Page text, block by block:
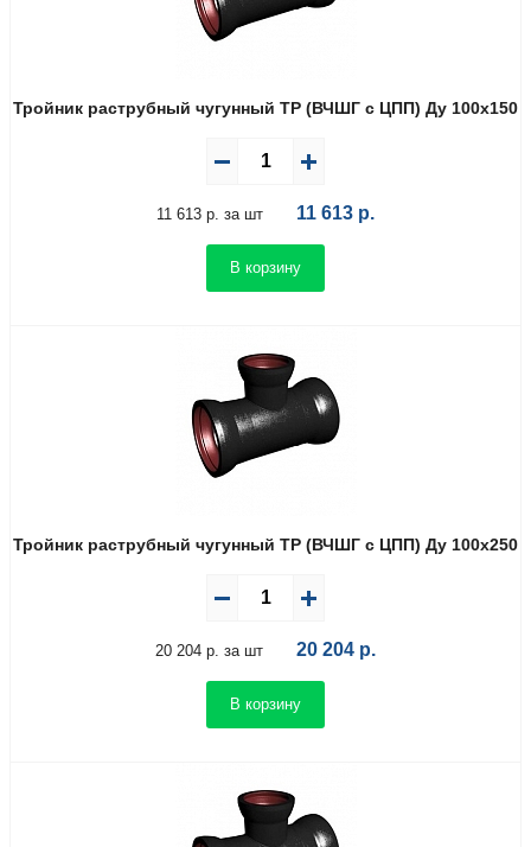
Тройник раструбный чугунный ТР (ВЧШГ с ЦПП) Ду 100х150
11 613 р. за шт 11 613 р.
В корзину
Тройник раструбный чугунный ТР (ВЧШГ с ЦПП) Ду 100х250
20 204 р. за шт 20 204 р.
В корзину